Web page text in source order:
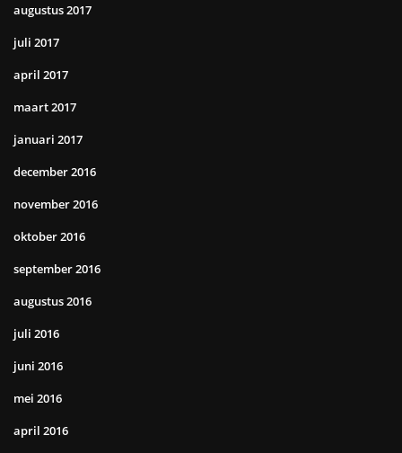
augustus 2017
juli 2017
april 2017
maart 2017
januari 2017
december 2016
november 2016
oktober 2016
september 2016
augustus 2016
juli 2016
juni 2016
mei 2016
april 2016